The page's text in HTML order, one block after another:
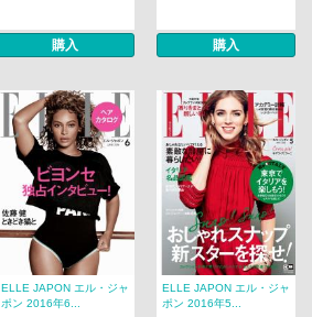
購入 購入
ELLE JAPON エル・ジャ
ポン 2016年6...
ELLE JAPON エル・ジャ
ポン 2016年5...